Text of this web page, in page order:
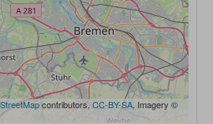
contributors, CC-BY-SA, Imagery ©